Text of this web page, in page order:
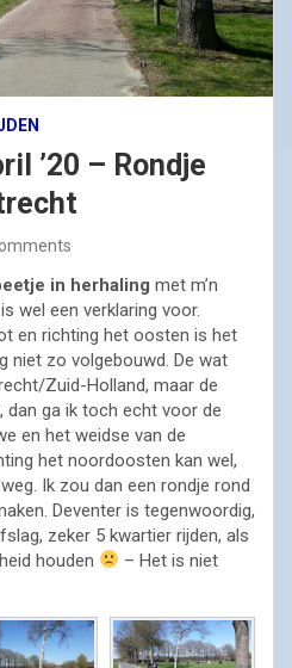
’20 – Rondje
in herhaling met m’n
wel een verklaring voor.
en richting het oosten is het
niet zo volgebouwd. De wat
Zuid-Holland, maar de
ga ik toch echt voor de
en het weidse van de
het noordoosten kan wel,
Ik zou dan een rondje rond
Deventer is tegenwoordig,
zeker 5 kwartier rijden, als
houden
– Het is niet